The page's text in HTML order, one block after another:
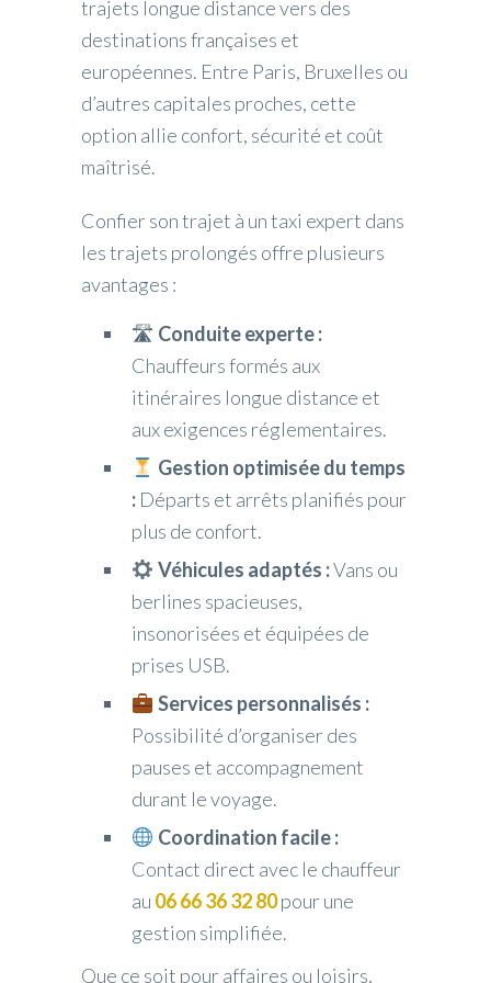
trajets longue distance vers des
destinations françaises et
européennes. Entre Paris, Bruxelles ou
d’autres capitales proches, cette
option allie confort, sécurité et coût
maîtrisé.
Confier son trajet à un taxi expert dans
les trajets prolongés offre plusieurs
avantages :
🛣 Conduite experte :
Chauffeurs formés aux
itinéraires longue distance et
aux exigences réglementaires.
Gestion optimisée du temps
: Départs et arrêts planifiés pour
plus de confort.
Véhicules adaptés :Vans ou
berlines spacieuses,
insonorisées et équipées de
prises USB.
Services personnalisés :
Possibilité d’organiser des
pauses et accompagnement
durant le voyage.
Coordination facile :
Contact direct avec le chauffeur
au 06 66 36 32 80pour une
gestion simplifiée.
Que ce soit pour affaires ou loisirs,